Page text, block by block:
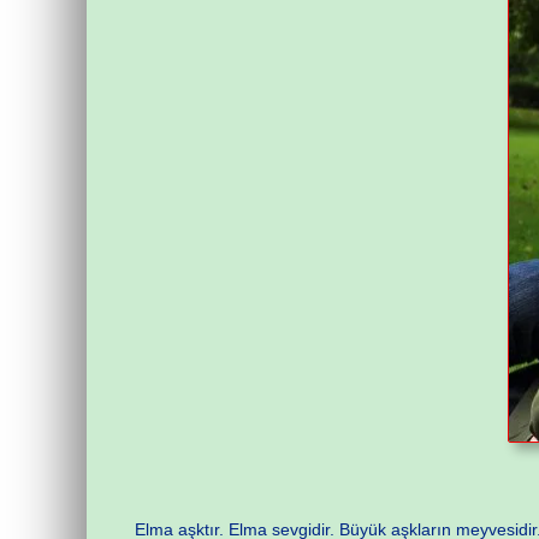
Elma aşktır. Elma sevgidir. Büyük aşkların